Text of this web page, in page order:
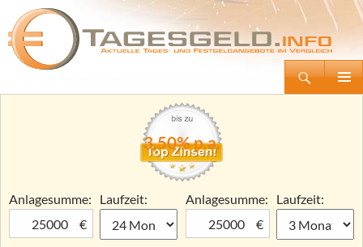
Tagesgeld.info – Tagesgeldkonten vergleichen und Tagesgeld-Zinsen berechnen
Zum
3,50% p.a.
Anlagesumme:
€
Laufzeit:
Anlagesumme:
€
Laufzeit: